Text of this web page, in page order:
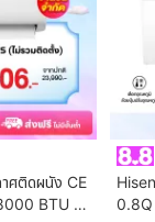
ศติดผนัง CE
BTU รุ่น
0.8Q